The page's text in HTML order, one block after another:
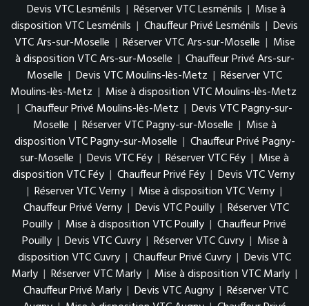
Devis VTC Lesménils | Réserver VTC Lesménils | Mise à
disposition VTC Lesménils | Chauffeur Privé Lesménils | Devis
VTC Ars-sur-Moselle | Réserver VTC Ars-sur-Moselle | Mise
à disposition VTC Ars-sur-Moselle | Chauffeur Privé Ars-sur-
Moselle | Devis VTC Moulins-lès-Metz | Réserver VTC
Moulins-lès-Metz | Mise à disposition VTC Moulins-lès-Metz
| Chauffeur Privé Moulins-lès-Metz | Devis VTC Pagny-sur-
Moselle | Réserver VTC Pagny-sur-Moselle | Mise à
disposition VTC Pagny-sur-Moselle | Chauffeur Privé Pagny-
sur-Moselle | Devis VTC Féy | Réserver VTC Féy | Mise à
disposition VTC Féy | Chauffeur Privé Féy | Devis VTC Verny
| Réserver VTC Verny | Mise à disposition VTC Verny |
Chauffeur Privé Verny | Devis VTC Pouilly | Réserver VTC
Pouilly | Mise à disposition VTC Pouilly | Chauffeur Privé
Pouilly | Devis VTC Cuvry | Réserver VTC Cuvry | Mise à
disposition VTC Cuvry | Chauffeur Privé Cuvry | Devis VTC
Marly | Réserver VTC Marly | Mise à disposition VTC Marly |
Chauffeur Privé Marly | Devis VTC Augny | Réserver VTC